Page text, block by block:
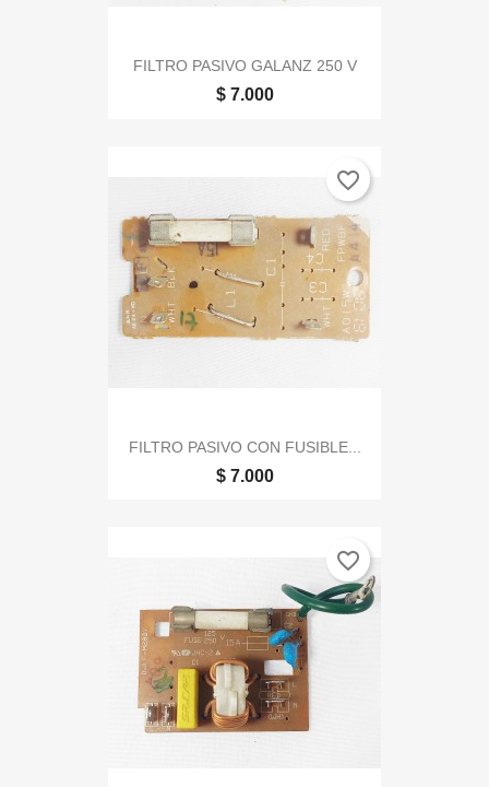
FILTRO PASIVO GALANZ 250 V
$ 7.000
FILTRO PASIVO CON FUSIBLE...
$ 7.000
favorite_border
favorite_border